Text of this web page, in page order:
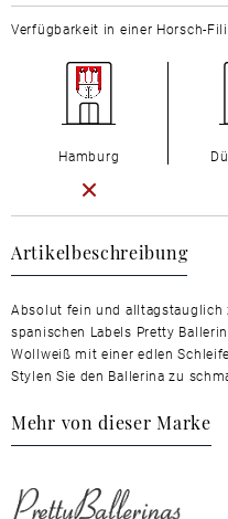
Artikelbeschreibung
Absolut fein und alltagstauglich
spanischen Labels Pretty
Wollweiß mit einer edlen
Stylen Sie den Ballerina zu
Mehr von dieser Marke
Verfügbarkeit in einer Horsch-
Hamburg